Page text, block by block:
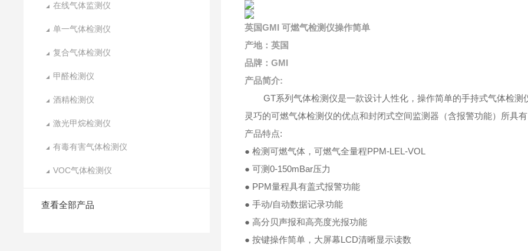
在线气体监测仪
单一气体检测仪
复合气体检测仪
甲醛检测仪
酒精检测仪
激光甲烷检测仪
有毒有害气体检测仪
VOC气体检测仪
查看全部产品
英国GMI 可燃气检测仪操作简单
产地：英国
品牌：GMI
产品简介:
GT系列气体检测仪是一款设计人性化，操作简单的手持式气体检测
灵巧的可燃气体检测仪的优点和封闭式空间监测器（含报警功能）所具
产品特点:
● 检测可燃气体，可燃气全量程PPM-LEL-VOL
● 可测0-150mBar压力
● PPM量程具有盖式报警功能
● 手动/自动数据记录功能
● 高分贝声报和高亮度光报功能
● 按键操作简单，大屏幕LCD清晰显示读数